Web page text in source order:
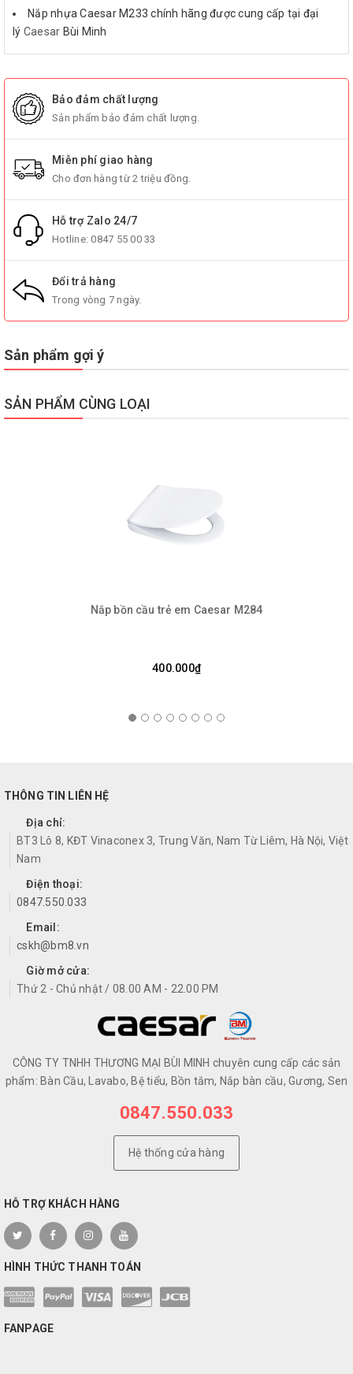
Nắp nhựa Caesar M233 chính hãng được cung cấp tại đại
lý Caesar Bùi Minh
Bảo đảm chất lượng
Sản phẩm bảo đảm chất lượng.
Miễn phí giao hàng
Cho đơn hàng từ 2 triệu đồng.
Hỗ trợ Zalo 24/7
Hotline:0847 55 00 33
Đổi trả hàng
Trong vòng 7 ngày.
Sản phẩm gợi ý
SẢN PHẨM CÙNG LOẠI
Nắp bồn cầu trẻ em Caesar M284
400.000₫
THÔNG TIN LIÊN HỆ
Địa chỉ:
BT3 Lô 8, KĐT Vinaconex 3, Trung Văn, Nam Từ Liêm, Hà Nội, Việt
Nam
Điện thoại:
0847.550.033
Email:
cskh@bm8.vn
Giờ mở cửa:
Thứ 2 - Chủ nhật / 08.00 AM - 22.00 PM
CÔNG TY TNHH THƯƠNG MẠI BÙI MINH chuyên cung cấp các sản
phẩm: Bàn Cầu, Lavabo, Bệ tiểu, Bồn tắm, Nắp bàn cầu, Gương, Sen
0847.550.033
Hệ thống cửa hàng
HỖ TRỢ KHÁCH HÀNG
HÌNH THỨC THANH TOÁN
FANPAGE